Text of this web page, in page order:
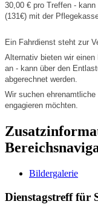
30,00 € pro Treffen -
(131€) mit der
Ein Fahrdienst steht zur
Alternativ bieten wir
an - kann über den
abgerechnet werden.
Wir suchen
engagieren möchten.
Bildergalerie
Dienstagstreff für